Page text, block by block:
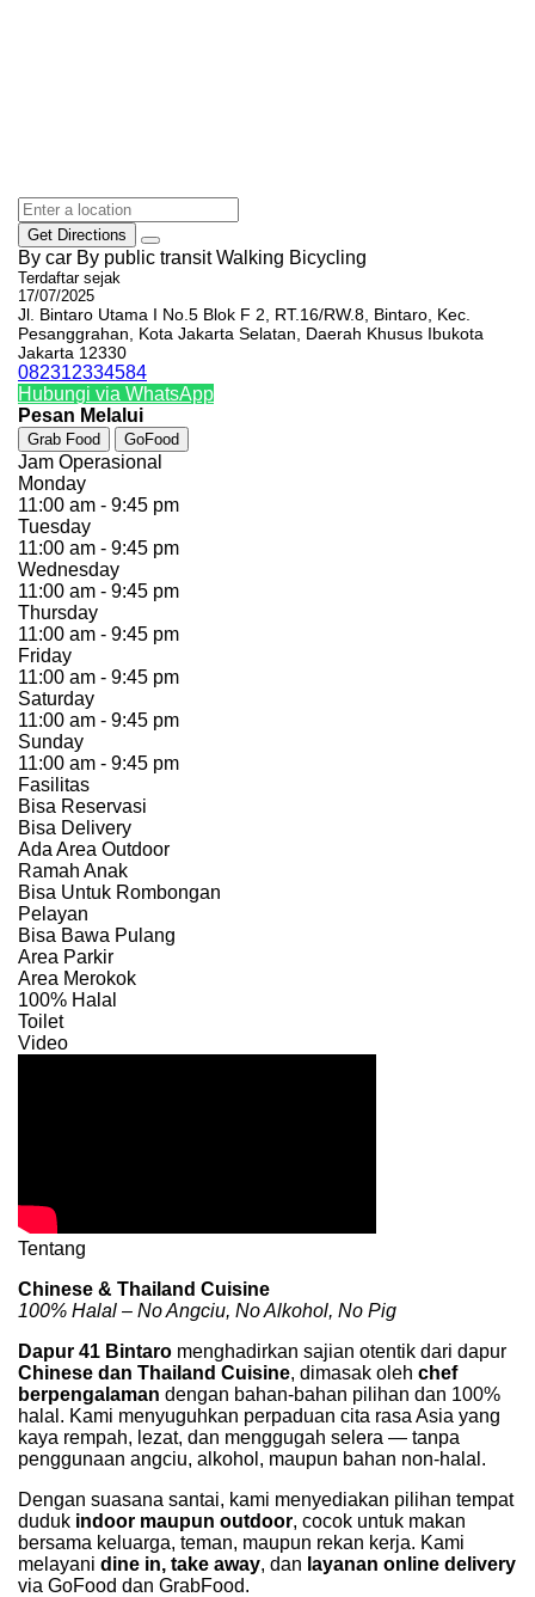
Get Directions
By car By public transit Walking Bicycling
Terdaftar sejak
17/07/2025
Jl. Bintaro Utama I No.5 Blok F 2, RT.16/RW.8, Bintaro, Kec.
Pesanggrahan, Kota Jakarta Selatan, Daerah Khusus Ibukota
Jakarta 12330
082312334584
Hubungi via WhatsApp
Pesan Melalui
Grab Food GoFood
Jam Operasional
Monday
11:00 am - 9:45 pm
Tuesday
11:00 am - 9:45 pm
Wednesday
11:00 am - 9:45 pm
Thursday
11:00 am - 9:45 pm
Friday
11:00 am - 9:45 pm
Saturday
11:00 am - 9:45 pm
Sunday
11:00 am - 9:45 pm
Fasilitas
Bisa Reservasi
Bisa Delivery
Ada Area Outdoor
Ramah Anak
Bisa Untuk Rombongan
Pelayan
Bisa Bawa Pulang
Area Parkir
Area Merokok
100% Halal
Toilet
Video
Tentang
Chinese & Thailand Cuisine
100% Halal – No Angciu, No Alkohol, No Pig
Dapur 41 Bintaro menghadirkan sajian otentik dari dapur
Chinese dan Thailand Cuisine, dimasak oleh chef
berpengalaman dengan bahan-bahan pilihan dan 100%
halal. Kami menyuguhkan perpaduan cita rasa Asia yang
kaya rempah, lezat, dan menggugah selera — tanpa
penggunaan angciu, alkohol, maupun bahan non-halal.
Dengan suasana santai, kami menyediakan pilihan tempat
duduk indoor maupun outdoor, cocok untuk makan
bersama keluarga, teman, maupun rekan kerja. Kami
melayani dine in, take away, dan layanan online delivery
via GoFood dan GrabFood.